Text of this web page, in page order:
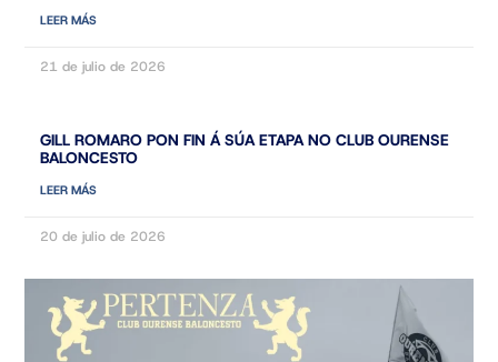
LEER MÁS
21 de julio de 2026
GILL ROMARO PON FIN Á SÚA ETAPA NO CLUB OURENSE
BALONCESTO
LEER MÁS
20 de julio de 2026